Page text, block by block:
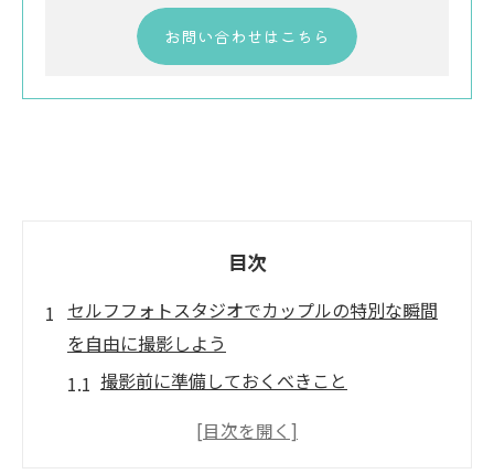
お問い合わせはこちら
目次
セルフフォトスタジオでカップルの特別な瞬間
を自由に撮影しよう
撮影前に準備しておくべきこと
自由にポーズを決めるためのアイデア集